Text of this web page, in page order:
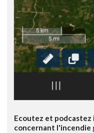
Ecoutez et podcastez
concernant l'incendie